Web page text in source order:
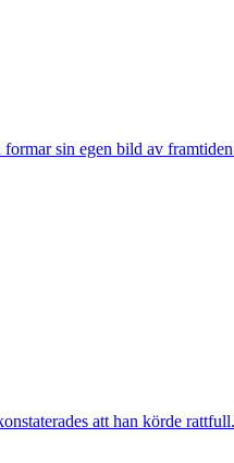
sin egen bild av
att han körde